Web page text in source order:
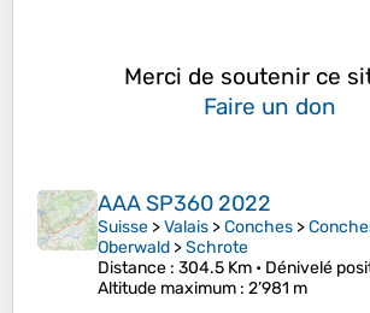
Merci de soutenir ce
Faire un don
AAA SP360 2022
Suisse >Valais >Conches >
Oberwald >Schrote
Distance : 304.5 Km • Dénivelé
Altitude maximum : 2’981 m